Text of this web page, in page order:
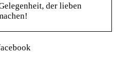
der lieben